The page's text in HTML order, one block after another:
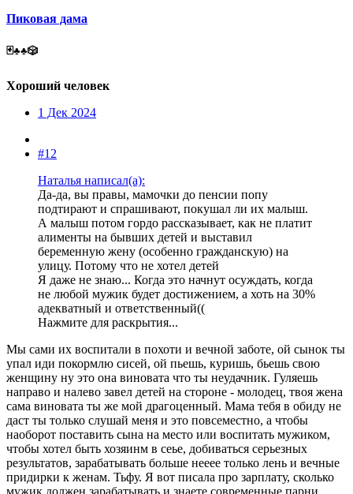
Пиковая дама
🃏♣️♣️🎲
Хороший человек
1 Дек 2024
#12
Наталья написал(а):
Да-да, вы правы, мамочки до пенсии попу
подтирают и спрашивают, покушал ли их малыш.
А малыш потом гордо рассказывает, как не платит
алименты на бывших детей и выставил
беременную жену (особенно гражданскую) на
улицу. Потому что не хотел детей
Я даже не знаю... Когда это начнут осуждать, когда
не любой мужик будет достижением, а хоть на 30%
адекватный и ответственный((
Нажмите для раскрытия...
Мы сами их воспитали в похоти и вечной заботе, ой сынок ты
упал иди покормлю сисей, ой пьешь, куришь, бьешь свою
женщину ну это она виновата что ты неудачник. Гуляешь
направо и налево завел детей на стороне - молодец, твоя жена
сама виновата ты же мой драгоценный. Мама тебя в обиду не
даст ты только слушай меня и это повсеместно, а чтобы
наоборот поставить сына на место или воспитать мужиком,
чтобы хотел быть хозяинм в сеье, добиваться серьезных
результатов, зарабатывать больше нееее только лень и вечные
придирки к женам. Тьфу. Я вот писала про зарплату, сколько
мужик должен зарабатывать и знаете современные парни